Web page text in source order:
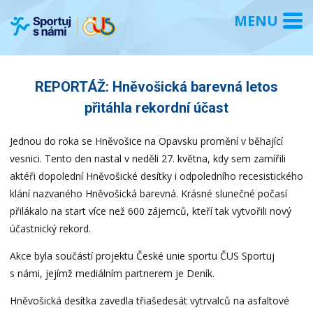
REPORTÁŽ: Hněvošická barevná letos
přitáhla rekordní účast
Jednou do roka se Hněvošice na Opavsku promění v běhající
vesnici. Tento den nastal v neděli 27. května, kdy sem zamířili
aktéři dopolední Hněvošické desítky i odpoledního recesistického
klání nazvaného Hněvošická barevná. Krásné slunečné počasí
přilákalo na start více než 600 zájemců, kteří tak vytvořili nový
účastnický rekord.
Akce byla součástí projektu České unie sportu ČUS Sportuj
s námi, jejímž mediálním partnerem je Deník.
Hněvošická desítka zavedla třiašedesát vytrvalců na asfaltové